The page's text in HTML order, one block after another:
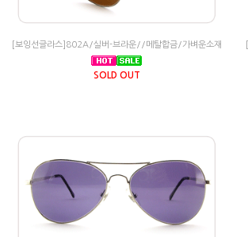
[보잉선글라스]802A/실버-브라운//메탈합금/가벼운소재
SOLD OUT